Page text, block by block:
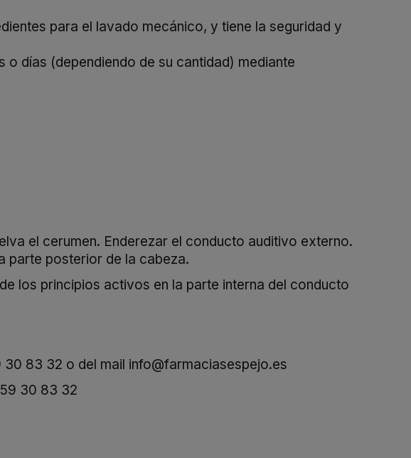
para el lavado mecánico, y tiene la seguridad y
días (dependiendo de su cantidad) mediante
el cerumen. Enderezar el conducto auditivo externo.
parte posterior de la cabeza.
los principios activos en la parte interna del conducto
30 83 32 o del mail info@farmaciasespejo.es
30 83 32